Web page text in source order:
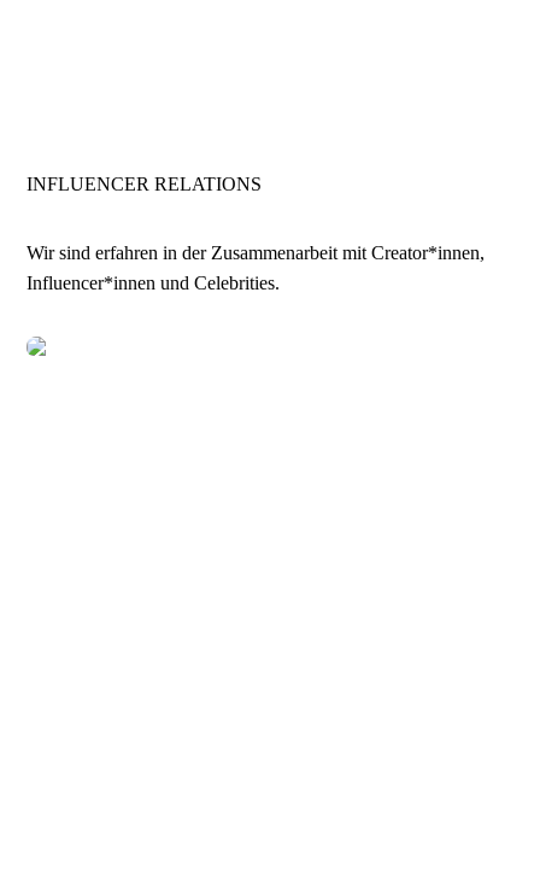
INFLUENCER RELATIONS
Wir sind erfahren in der Zusammenarbeit mit Creator*innen,
Influencer*innen und Celebrities.